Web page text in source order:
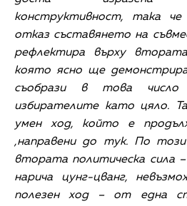
конструктивност, така
отказ съставянето на
рефлектира върху
която ясно ще
съобрази в това
избирателите като цяло.
умен ход, който е
,направени до тук. По
втората политическа сила
нарича цунг-цванг,
полезен ход – от една